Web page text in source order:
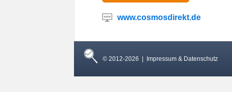
www.cosmosdirekt.de
© 2012-2026 | Impressum & Datenschutz